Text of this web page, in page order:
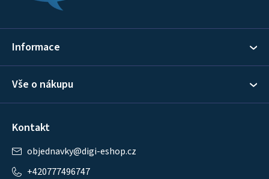
Informace
Vše o nákupu
Kontakt
objednavky@digi-eshop.cz
+420777496747